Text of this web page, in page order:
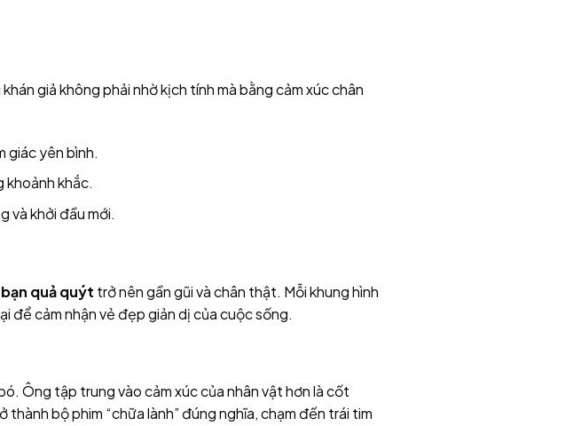
giả không phải nhờ kịch tính mà bằng cảm xúc chân
giác yên bình.
khoảnh khắc.
và khởi đầu mới.
quả quýt trở nên gần gũi và chân thật. Mỗi khung hình
để cảm nhận vẻ đẹp giản dị của cuộc sống.
Ông tập trung vào cảm xúc của nhân vật hơn là cốt
thành bộ phim “chữa lành” đúng nghĩa, chạm đến trái tim